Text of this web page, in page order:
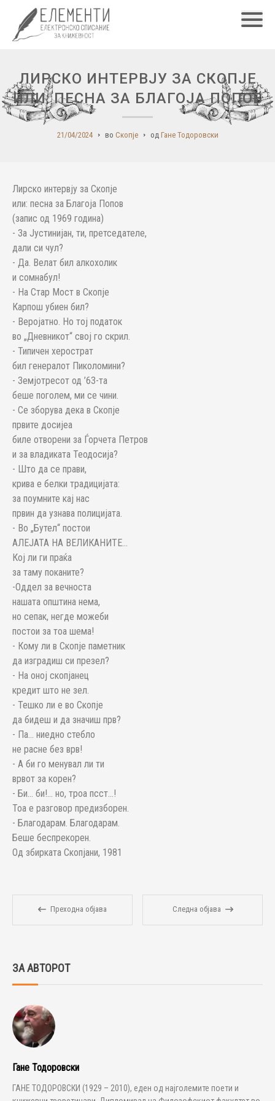
ЛИРСКО ИНТЕРВЈУ ЗА СКОПЈЕ
ИЛИ: ПЕСНА ЗА БЛАГОЈА ПОПОВ
21/04/2024 во Скопје од Гане Тодоровски
Лирско интервју за Скопје
или: песна за Благоја Попов
(запис од 1969 година)
- За Јустинијан, ти, претседателе,
дали си чул?
- Да. Велат бил алкохолик
и сомнабул!
- На Стар Мост в Скопје
Карпош убиен бил?
- Веројатно. Но тој податок
во „Дневникот“ свој го скрил.
- Типичен херострат
бил генералот Пиколомини?
- Земјотресот од ’63-та
беше поголем, ми се чини.
- Се зборува дека в Скопје
првите досијеа
биле отворени за Ѓорчета Петров
и за владиката Теодосија?
- Што да се прави,
крива е белки традицијата:
за поумните кај нас
првин да узнава полицијата.
- Во „Бутел“ постои
АЛЕЈАТА НА ВЕЛИКАНИТЕ...
Кој ли ги праќа
за таму поканите?
-Оддел за вечноста
нашата општина нема,
но сепак, негде можеби
постои за тоа шема!
- Кому ли в Скопје паметник
да изградиш си презел?
- На оној скопјанец
кредит што не зел.
- Тешко ли е во Скопје
да бидеш и да значиш прв?
- Па... ниедно стебло
не расне без врв!
- А би го менувал ли ти
врвот за корен?
- Би... би!... но, троа псст...!
Тоа е разговор предизборен.
- Благодарам. Благодарам.
Беше беспрекорен.
Од збирката Скопјани, 1981
Преходна објава Следна објава
ЗА АВТОРОТ
Гане Тодоровски
ГАНЕ ТОДОРОВСКИ (1929 – 2010), еден од најголемите поети и